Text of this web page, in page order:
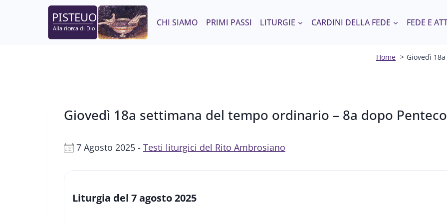
CHI SIAMO PRIMI PASSI LITURGIE CARDINI DELLA FEDE FEDE E
Home Giovedì
Giovedì 18a settimana del tempo ordinario – 8a dopo
7 Agosto 2025 - Testi liturgici del Rito Ambrosiano
Liturgia del 7 agosto 2025